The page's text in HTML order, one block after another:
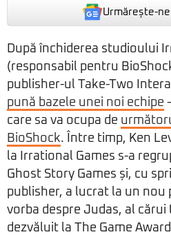
Urmărește-
După închiderea studioului
(responsabil pentru
publisher-ul Take-Two
pună bazele unei noi echipe
care sa va ocupa de
BioShock. Între timp, Ken
la Irrational Games s-a
Ghost Story Games și, cu
publisher, a lucrat la un nou
vorba despre Judas, al
dezvăluit la The Game